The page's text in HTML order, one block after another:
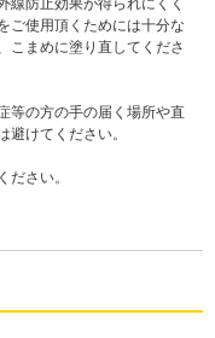
ご使用頂くためには十分な
こまめに塗り直してくださ
等の方の手の届く場所や直
避けてください。
ださい。